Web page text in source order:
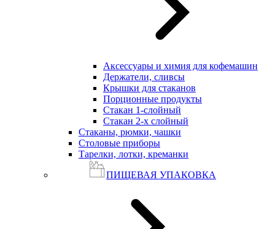
Аксессуары и химия для кофемашин
Держатели, сливсы
Крышки для стаканов
Порционные продукты
Стакан 1-слойный
Стакан 2-х слойный
Стаканы, рюмки, чашки
Столовые приборы
Тарелки, лотки, креманки
ПИЩЕВАЯ УПАКОВКА